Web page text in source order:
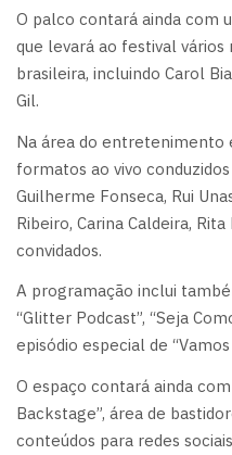
O palco contará ainda com
que levará ao festival
brasileira, incluindo Carol
Gil.
Na área do entretenimento
formatos ao vivo
Guilherme Fonseca, Rui
Ribeiro, Carina Caldeira,
convidados.
A programação inclui
“Glitter Podcast”, “Seja
episódio especial de
O espaço contará ainda
Backstage”, área de
conteúdos para redes